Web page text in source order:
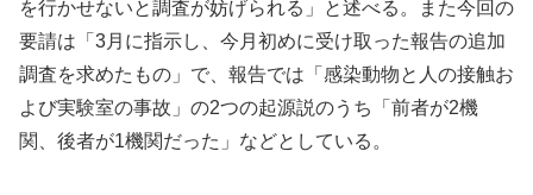
を行かせないと調査が妨げられる」と述べる。また今回の
要請は「3月に指示し、今月初めに受け取った報告の追加
調査を求めたもの」で、報告では「感染動物と人の接触お
よび実験室の事故」の2つの起源説のうち「前者が2機
関、後者が1機関だった」などとしている。